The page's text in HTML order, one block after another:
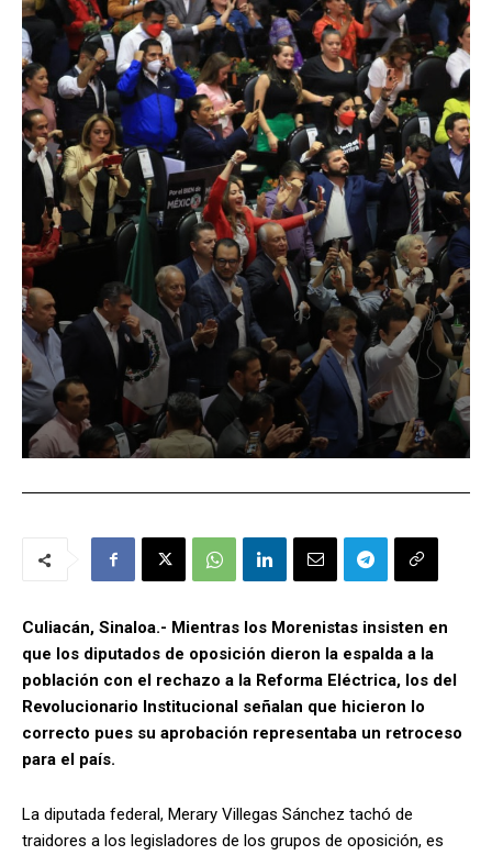
Culiacán, Sinaloa.- Mientras los Morenistas insisten en
que los diputados de oposición dieron la espalda a la
población con el rechazo a la Reforma Eléctrica, los del
Revolucionario Institucional señalan que hicieron lo
correcto pues su aprobación representaba un retroceso
para el país.
La diputada federal, Merary Villegas Sánchez tachó de
traidores a los legisladores de los grupos de oposición, es